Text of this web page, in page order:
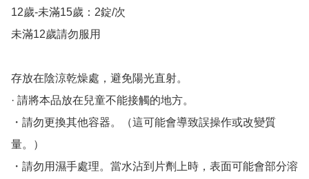
12歲-未滿15歲：2錠/次
未滿12歲請勿服用
存放在陰涼乾燥處，避免陽光直射。
· 請將本品放在兒童不能接觸的地方。
・請勿更換其他容器。（這可能會導致誤操作或改變質
量。）
・請勿用濕手處理。當水沾到片劑上時，表面可能會部分溶